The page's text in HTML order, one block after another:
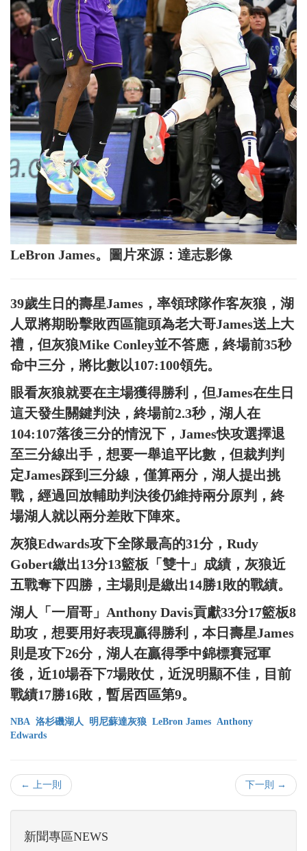
LeBron James。圖片來源：達志影像
39歲生日的壽星James，率領球隊作客灰狼，湖
人眾將期盼擊敗西區龍頭為老大哥James送上大
禮，但灰狼Mike Conley並不答應，終場前35秒
命中三分，將比數以107:100領先。
眼看灰狼就要在主場獲得勝利，但James在生日
這天發生關鍵判決，終場前2.3秒，湖人在
104:107落後三分的情況下，James快攻選擇退
至三分線出手，想要一舉追平比數，但裁判判
定James踩到三分線，僅算兩分，湖人提出挑
戰，經過回放輔助判決後仍維持兩分原判，終
場湖人就以兩分差敗下陣來。
灰狼Edwards攻下全隊最高的31分，Rudy
Gobert繳出13分13籃板「雙十」成績，灰狼近
五戰奪下四勝，主場則是繳出14勝1敗的戰績。
湖人「一眉哥」Anthony Davis貢獻33分17籃板8
助攻，想要用好表現贏得勝利，本日壽星James
則是攻下26分，湖人在贏得季中錦標賽冠軍
後，近10場吞下7場敗仗，近況明顯不佳，目前
戰績17勝16敗，暫居西區第9。
NBA 洛杉磯湖人 明尼蘇達灰狼 LeBron James Anthony
Edwards
← 上一則 下一則 →
新聞專區NEWS